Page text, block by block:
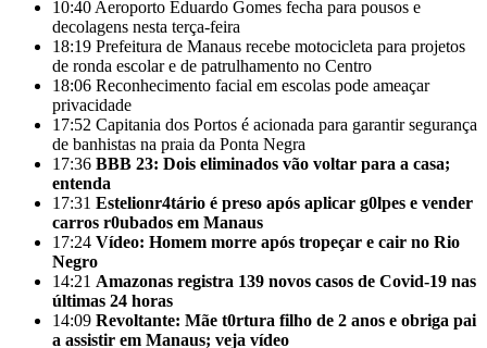
10:40 Aeroporto Eduardo Gomes fecha para pousos e
decolagens nesta terça-feira
18:19 Prefeitura de Manaus recebe motocicleta para projetos
de ronda escolar e de patrulhamento no Centro
18:06 Reconhecimento facial em escolas pode ameaçar
privacidade
17:52 Capitania dos Portos é acionada para garantir segurança
de banhistas na praia da Ponta Negra
17:36 BBB 23: Dois eliminados vão voltar para a casa;
entenda
17:31 Estelionr4tário é preso após aplicar g0lpes e vender
carros r0ubados em Manaus
17:24 Vídeo: Homem morre após tropeçar e cair no Rio
Negro
14:21 Amazonas registra 139 novos casos de Covid-19 nas
últimas 24 horas
14:09 Revoltante: Mãe t0rtura filho de 2 anos e obriga pai
a assistir em Manaus; veja vídeo